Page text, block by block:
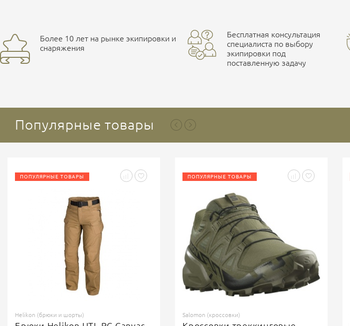
Более 10 лет на рынке экипировки и
снаряжения
Бесплатная консультация
специалиста по выбору
экипировки под
поставленную задачу
Популярные товары
ПОПУЛЯРНЫЕ ТОВАРЫ
Helikon (брюки и шорты)
ПОПУЛЯРНЫЕ ТОВАРЫ
Salomon (кроссовки)